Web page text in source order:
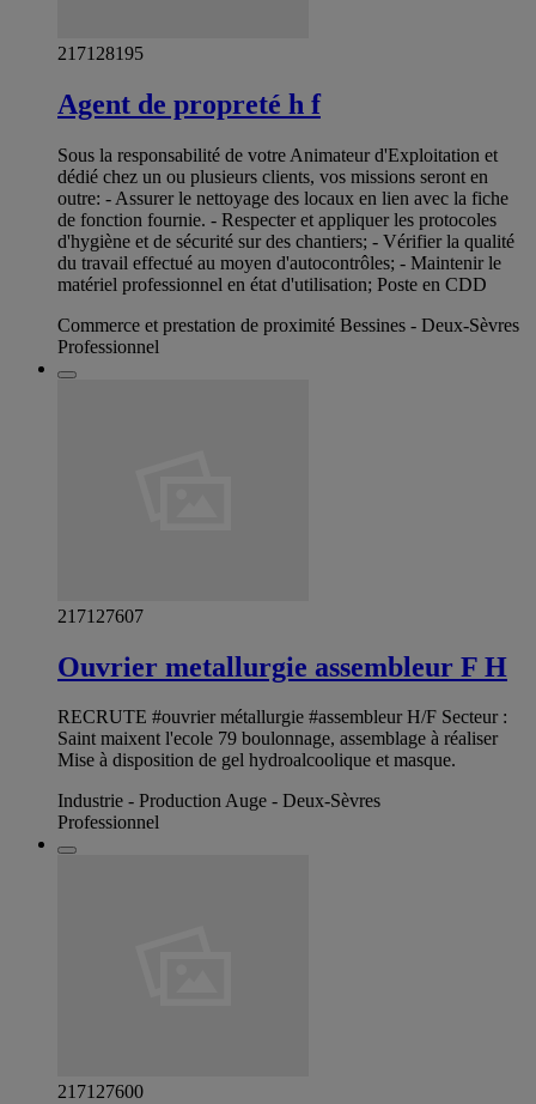
217128195
Agent de propreté h f
Sous la responsabilité de votre Animateur d'Exploitation et
dédié chez un ou plusieurs clients, vos missions seront en
outre: - Assurer le nettoyage des locaux en lien avec la fiche
de fonction fournie. - Respecter et appliquer les protocoles
d'hygiène et de sécurité sur des chantiers; - Vérifier la qualité
du travail effectué au moyen d'autocontrôles; - Maintenir le
matériel professionnel en état d'utilisation; Poste en CDD
Commerce et prestation de proximité Bessines - Deux-Sèvres
Professionnel
217127607
Ouvrier metallurgie assembleur F H
RECRUTE #ouvrier métallurgie #assembleur H/F Secteur :
Saint maixent l'ecole 79 boulonnage, assemblage à réaliser
Mise à disposition de gel hydroalcoolique et masque.
Industrie - Production Auge - Deux-Sèvres
Professionnel
217127600